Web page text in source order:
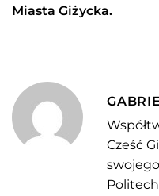
Miasta Giżycka.
Cześć